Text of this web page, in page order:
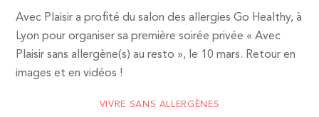
Avec Plaisir a profité du salon des allergies Go Healthy, à
Lyon pour organiser sa première soirée privée « Avec
Plaisir sans allergène(s) au resto », le 10 mars. Retour en
images et en vidéos !
VIVRE SANS ALLERGÈNES